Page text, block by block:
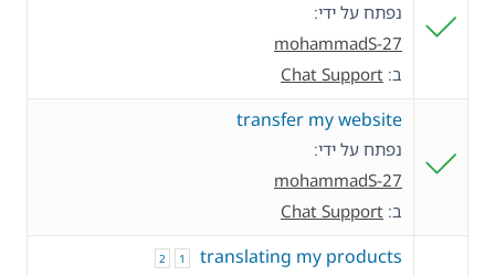
נפתח על ידי:
mohammadS-27
ב: Chat Support
transfer my website
נפתח על ידי:
mohammadS-27
ב: Chat Support
translating my products
1
2